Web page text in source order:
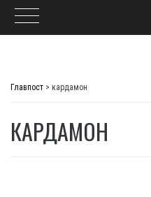
Главпост > кардамон
КАРДАМОН